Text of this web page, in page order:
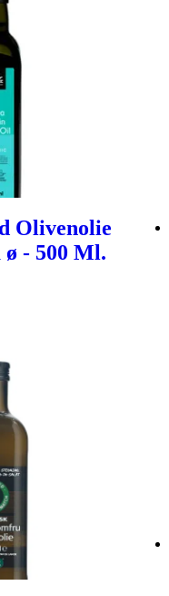
Olivenolie
- 500 Ml.